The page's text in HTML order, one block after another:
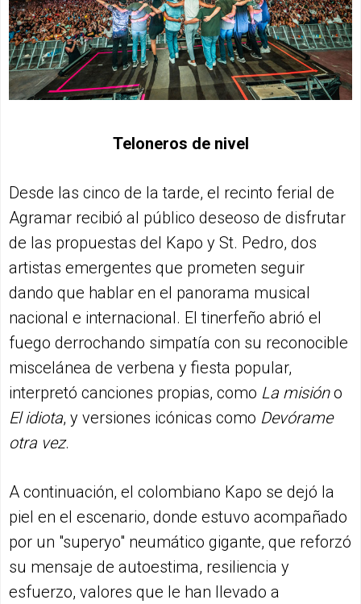
Teloneros de nivel
Desde las cinco de la tarde, el recinto ferial de
Agramar recibió al público deseoso de disfrutar
de las propuestas del Kapo y St. Pedro, dos
artistas emergentes que prometen seguir
dando que hablar en el panorama musical
nacional e internacional. El tinerfeño abrió el
fuego derrochando simpatía con su reconocible
miscelánea de verbena y fiesta popular,
interpretó canciones propias, como La misióno
El idiota, y versiones icónicas como Devórame
otra vez.
A continuación, el colombiano Kapo se dejó la
piel en el escenario, donde estuvo acompañado
por un "superyo" neumático gigante, que reforzó
su mensaje de autoestima, resiliencia y
esfuerzo, valores que le han llevado a